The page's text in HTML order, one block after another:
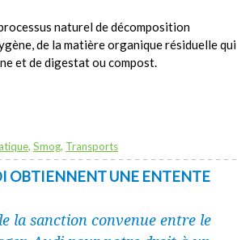
naturel de décomposition
de la matière organique résiduelle qui
et de digestat ou compost.
, Smog, Transports
OBTIENNENT UNE ENTENTE
la sanction convenue entre le